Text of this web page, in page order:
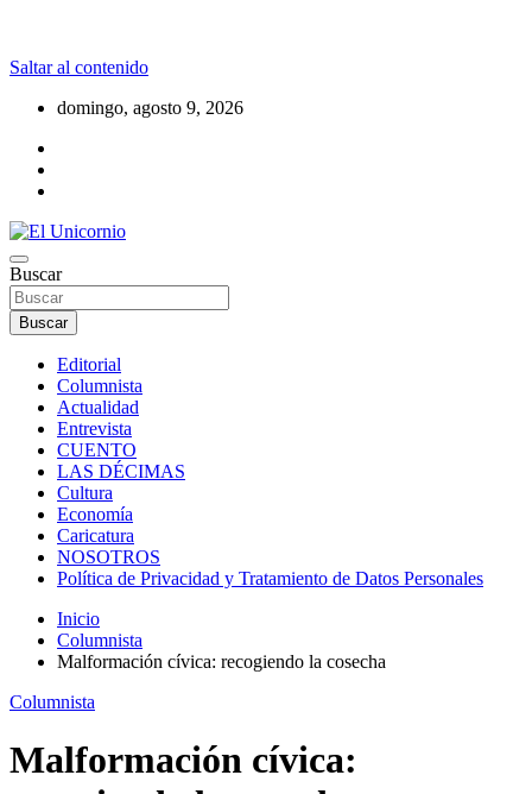
Saltar al contenido
domingo, agosto 9, 2026
El Unicornio
La realidad supera la fantasía
Buscar
Buscar
Editorial
Columnista
Actualidad
Entrevista
CUENTO
LAS DÉCIMAS
Cultura
Economía
Caricatura
NOSOTROS
Política de Privacidad y Tratamiento de Datos Personales
Inicio
Columnista
Malformación cívica: recogiendo la cosecha
Columnista
Malformación cívica: